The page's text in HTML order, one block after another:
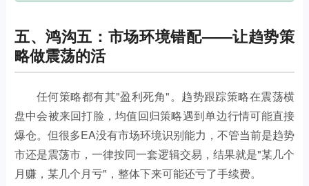
五、鸿沟五：市场环境错配——让趋势策
略做震荡的活
任何策略都有其"盈利死角"。趋势跟踪策略在震荡横
盘中会被来回打脸，均值回归策略遇到单边行情可能直接
爆仓。但很多EA没有市场环境识别能力，不管当前是趋势
市还是震荡市，一律按同一套逻辑交易，结果就是"某几个
月赚，某几个月亏"，整体下来可能还亏了手续费。